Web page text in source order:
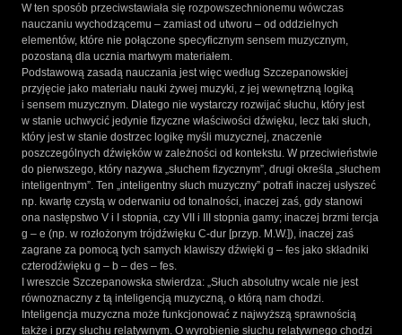
W ten sposób przeciwstawiała się rozpowszechnionemu wówczas
nauczaniu wychodzącemu – zamiast od utworu – od oddzielnych
elementów, które nie połączone specyficznym sensem muzycznym,
pozostaną dla ucznia martwym materiałem.
Podstawową zasadą nauczania jest więc według Szczepanowskiej
przyjęcie jako materiału nauki żywej muzyki, z jej wewnętrzną logiką
i sensem muzycznym. Dlatego nie wystarczy rozwijać słuchu, który jest
w stanie uchwycić jedynie fizyczne właściwości dźwięku, lecz taki słuch,
który jest w stanie dostrzec logikę myśli muzycznej, znaczenie
poszczególnych dźwięków w zależności od kontekstu. W przeciwieństwie
do pierwszego, który nazywa „słuchem fizycznym”, drugi określa „słuchem
inteligentnym”. Ten „inteligentny słuch muzyczny” potrafi inaczej usłyszeć
np. kwartę czystą w oderwaniu od tonalności, inaczej zaś, gdy stanowi
ona następstwo V i I stopnia, czy VII i III stopnia gamy; inaczej brzmi tercja
g – e (np. w rozłożonym trójdźwięku C-dur [przyp. M.W.]), inaczej zaś
zagrane za pomocą tych samych klawiszy dźwięki g – fes jako składniki
czterodźwięku g – b – des – fes.
I wreszcie Szczepanowska stwierdza: „Słuch absolutny wcale nie jest
równoznaczny z tą inteligencją muzyczną, o którą nam chodzi.
Inteligencja muzyczna może funkcjonować z najwyższą sprawnością
także i przy słuchu relatywnym. O wyrobienie słuchu relatywnego chodzi